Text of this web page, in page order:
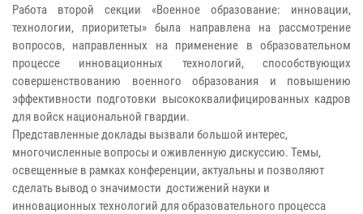
Работа второй секции «Военное образование: инновации,
технологии, приоритеты» была направлена на рассмотрение
вопросов, направленных на применение в образовательном
процессе инновационных технологий, способствующих
совершенствованию военного образования и повышению
эффективности подготовки высококвалифицированных кадров
для войск национальной гвардии.
Представленные доклады вызвали большой интерес,
многочисленные вопросы и оживленную дискуссию. Темы,
освещенные в рамках конференции, актуальны и позволяют
сделать вывод о значимости достижений науки и
инновационных технологий для образовательного процесса